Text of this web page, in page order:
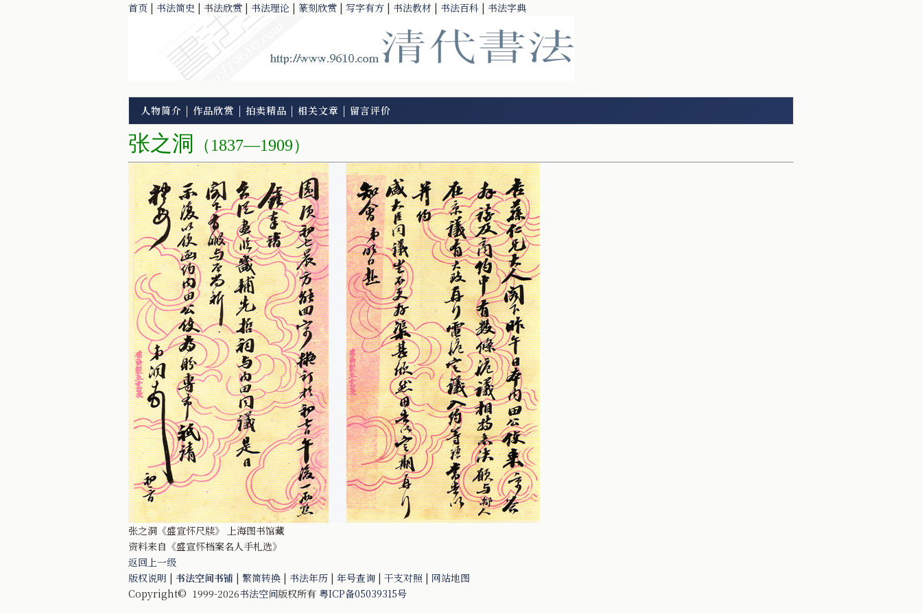
首页 | 书法简史 | 书法欣赏 | 书法理论 | 篆刻欣赏 | 写字有方 | 书法教材 | 书法百科 | 书法字典
人物简介 | 作品欣赏 | 拍卖精品 | 相关文章 | 留言评价
张之洞 （1837—1909）
张之洞《盛宣怀尺牍》 上海图书馆藏
资料来自《盛宣怀档案名人手札选》
返回上一级
版权说明 | 书法空间书铺 | 繁简转换 | 书法年历 | 年号查询 | 干支对照 | 网站地图
Copyright© 1999-2026书法空间版权所有 粤ICP备05039315号